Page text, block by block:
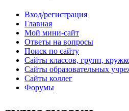
Вход/регистрация
Главная
Мой мини-сайт
Ответы на вопросы
Поиск по сайту
Сайты классов, групп,
Сайты образовательных
Сайты коллег
Форумы